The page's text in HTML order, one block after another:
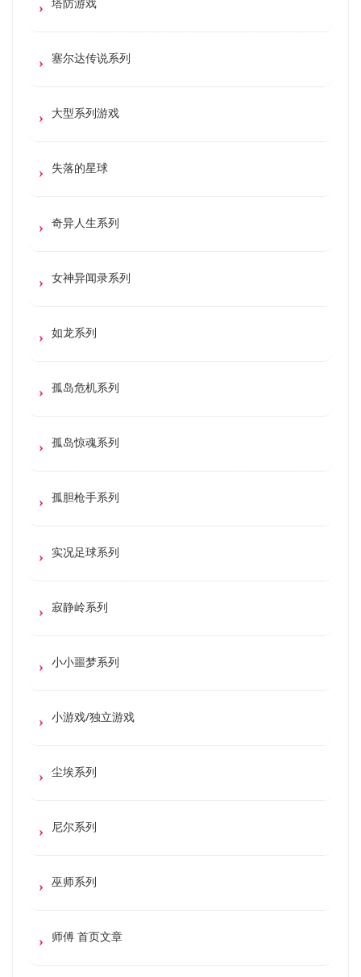
塞尔达传说系列
大型系列游戏
失落的星球
奇异人生系列
女神异闻录系列
如龙系列
孤岛危机系列
孤岛惊魂系列
孤胆枪手系列
实况足球系列
寂静岭系列
小小噩梦系列
小游戏/独立游戏
尘埃系列
尼尔系列
巫师系列
师傅 首页文章